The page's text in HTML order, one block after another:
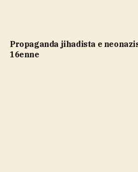
propaganda jihadista e neonazista, arrestato
16enne